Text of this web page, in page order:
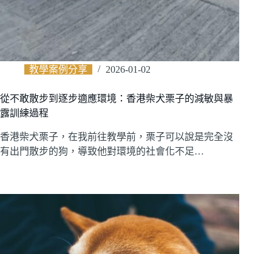
教學案例分享 2026-01-02
從不敢散步到逐步適應環境：香港柴犬栗子的減敏與暴
露訓練過程
香港柴犬栗子，在我前往教學前，栗子可以說是完全沒
有出門散步的狗，導致他對環境的社會化不足…